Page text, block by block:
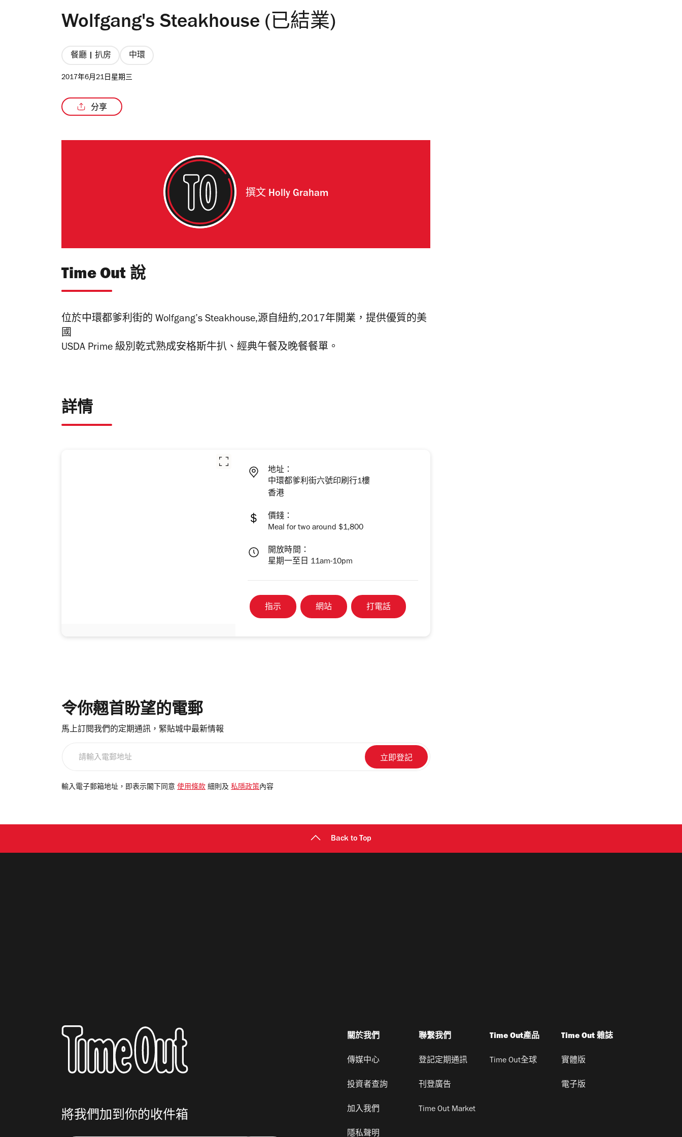
Wolfgang's Steakhouse (已結業)
餐廳 | 扒房 中環
2017年6月21日星期三
分享
撰文 Holly Graham
Time Out 說
位於中環都爹利街的 Wolfgang’s Steakhouse,源自紐約,2017年開業，提供優質的美
國
USDA Prime 級別乾式熟成安格斯牛扒、經典午餐及晚餐餐單。
詳情
地址：
中環都爹利街六號印刷行1樓
香港
價錢：
Meal for two around $1,800
開放時間：
星期一至日 11am-10pm
指示 網站 打電話
令你翹首盼望的電郵
馬上訂閱我們的定期通訊，緊貼城中最新情報
電
輸入電子郵箱地址，即表示閣下同意 使用條款 細則及 私隱政策 內容
Back to Top
將我們加到你的收件箱
關於我們
傳媒中心
投資者查詢
加入我們
隱私聲明
聯繫我們
登記定期通訊
刊登廣告
Time Out Market
Time Out產品
Time Out全球
Time Out 雜誌
實體版
電子版